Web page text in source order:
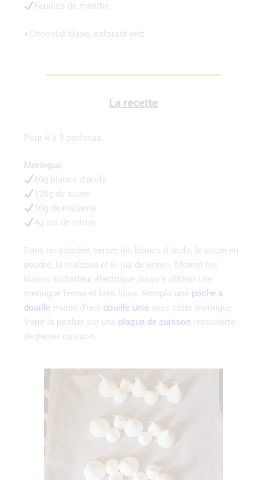
Feuilles de menthe
+Chocolat blanc, colorant vert
La recette
Pour 4 à 5 pavlovas
Meringue
60g blancs d’œufs
120g de sucre
10g de maïzena
4g jus de citron
Dans un saladier, verser les blancs d’œufs, le sucre en
poudre, la maïzena et le jus de citron. Monter les
blancs au batteur électrique jusqu’à obtenir une
meringue ferme et bien lisse. Remplir une poche à
douille munie d’une douille unie avec cette meringue.
Venir la pocher sur une plaque de cuisson recouverte
de papier cuisson.